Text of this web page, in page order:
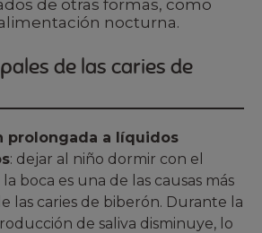
de otras formas, como
nocturna.
de las caries de
prolongada a líquidos
: dejar al niño dormir con el
boca es una de las causas más
las caries de biberón. Durante la
de saliva disminuye, lo